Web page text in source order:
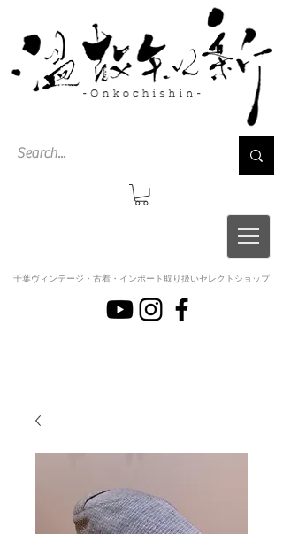
千葉ヴィンテージ・古着・インポート取り扱いセレクトショップ